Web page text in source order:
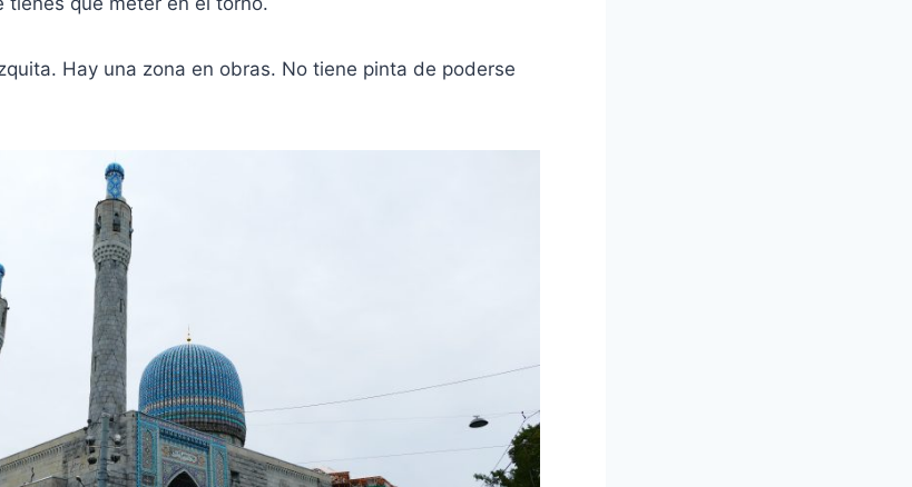
Hay una zona en obras. No tiene pinta de poderse